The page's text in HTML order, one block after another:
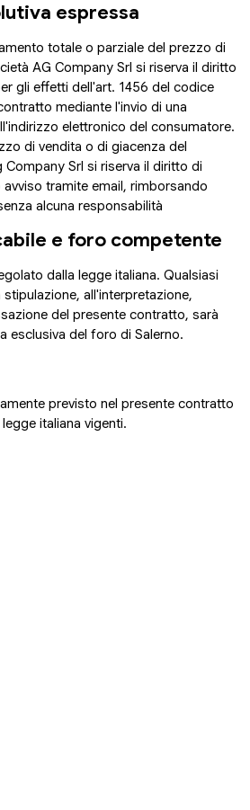
espressa
totale o parziale del prezzo di
AG Company Srl si riserva il diritto
gli effetti dell'art. 1456 del codice
mediante l'invio di una
elettronico del consumatore.
di vendita o di giacenza del
Srl si riserva il diritto di
avviso tramite email, rimborsando
alcuna responsabilità
e foro competente
dalla legge italiana. Qualsiasi
all'interpretazione,
del presente contratto, sarà
esclusiva del foro di Salerno.
previsto nel presente contratto
italiana vigenti.